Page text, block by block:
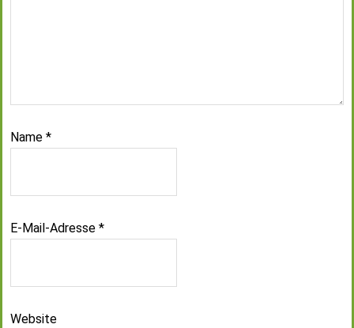
Name *
E-Mail-Adresse *
Website